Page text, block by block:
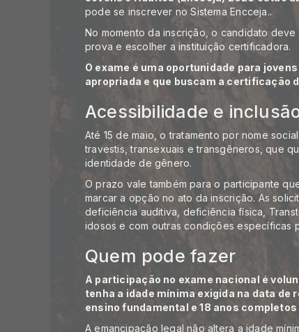
pode se inscrever noSistema Encceja..
No momento da inscrição, o candidato
prova e escolher a instituição certificadora.
O exame é uma oportunidade para
apropriada e que buscam a certificação
Acessibilidade e
Até 15 de maio, o tratamento por nome
travestis, transexuais e transgêneros, que
identidade de gênero.
O prazo vale também para o participante
marcar a opção no ato da inscrição. As
deficiência auditiva, deficiência física,
idosos e com outras condições específicas
Quem pode fazer
A participação no exame nacional é
tenha a idade mínima exigida na data de
ensino fundamental e 18 anos
A emancipação legal não altera a idade